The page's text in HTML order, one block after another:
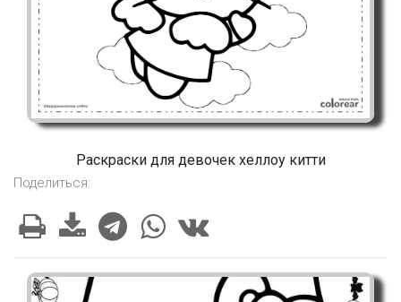
Раскраски для девочек хеллоу китти
Поделиться: